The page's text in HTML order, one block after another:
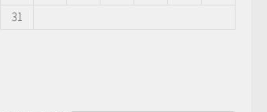
31